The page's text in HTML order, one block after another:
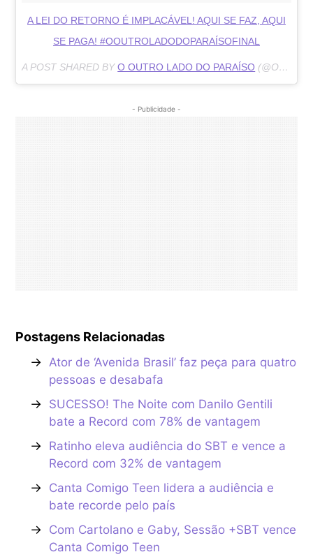
A LEI DO RETORNO É IMPLACÁVEL! AQUI SE FAZ, AQUI
SE PAGA! #OOUTROLADODOPARAÍSOFINAL
A POST SHARED BYO OUTRO LADO DO PARAÍSO (@OOUTROOLADODOPARAISO) ON
- Publicidade -
Postagens Relacionadas
→ Ator de ‘Avenida Brasil’ faz peça para quatro
pessoas e desabafa
→ SUCESSO! The Noite com Danilo Gentili
bate a Record com 78% de vantagem
→ Ratinho eleva audiência do SBT e vence a
Record com 32% de vantagem
→ Canta Comigo Teen lidera a audiência e
bate recorde pelo país
→ Com Cartolano e Gaby, Sessão +SBT vence
Canta Comigo Teen